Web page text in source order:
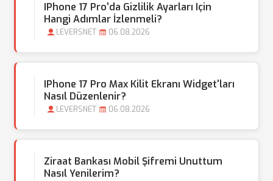
IPhone 17 Pro'da Gizlilik Ayarları Için
Hangi Adımlar İzlenmeli?
LEVERSNET 06.08.2026
IPhone 17 Pro Max Kilit Ekranı Widget'ları
Nasıl Düzenlenir?
LEVERSNET 06.08.2026
Ziraat Bankası Mobil Şifremi Unuttum
Nasıl Yenilerim?